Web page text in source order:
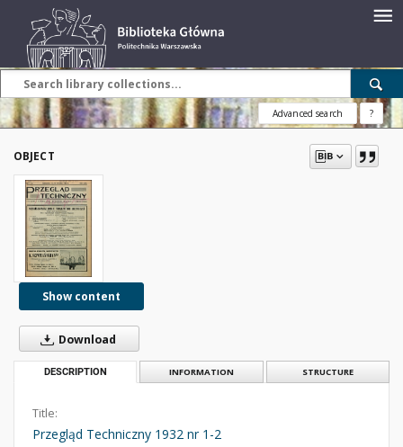
Advanced search ?
OBJECT
Show content
Download
DESCRIPTION INFORMATION STRUCTURE
Title:
Przegląd Techniczny 1932 nr 1-2